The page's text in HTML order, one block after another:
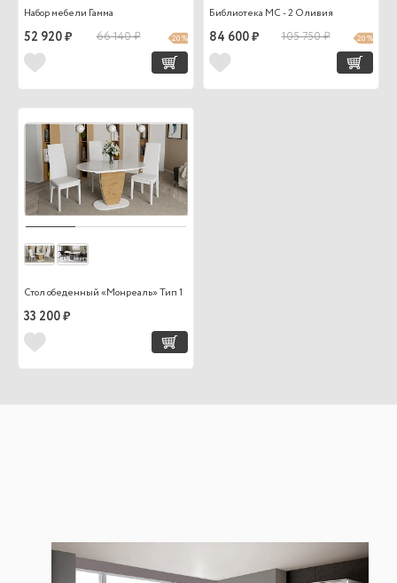
Набор мебели Гамма
52 920 ₽ 66 140 ₽ 20 %
Библиотека МС - 2 Оливия
84 600 ₽ 105 750 ₽ 20 %
Стол обеденный «Монреаль» Тип 1
33 200 ₽